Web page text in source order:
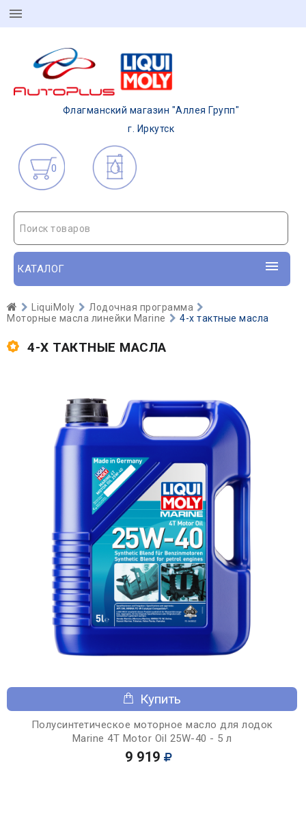
Флагманский магазин "Аллея Групп"
г. Иркутск
0
Поиск товаров
КАТАЛОГ
LiquiMoly
Лодочная программа
Моторные масла линейки Marine
4-х тактные масла
4-Х ТАКТНЫЕ МАСЛА
Купить
Полусинтетическое моторное масло для лодок
Marine 4T Motor Oil 25W-40 - 5 л
9 919